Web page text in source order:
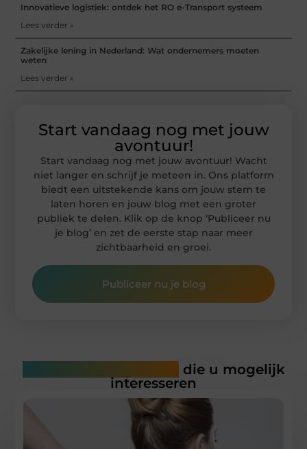
Innovatieve logistiek: ontdek het RO e-Transport systeem
Lees verder »
Zakelijke lening in Nederland: Wat ondernemers moeten
weten
Lees verder »
Start vandaag nog met jouw
avontuur!
Start vandaag nog met jouw avontuur! Wacht
niet langer en schrijf je meteen in. Ons platform
biedt een uitstekende kans om jouw stem te
laten horen en jouw blog met een groter
publiek te delen. Klik op de knop ‘Publiceer nu
je blog’ en zet de eerste stap naar meer
zichtbaarheid en groei.
Publiceer nu je blog
die u mogelijk
interesseren